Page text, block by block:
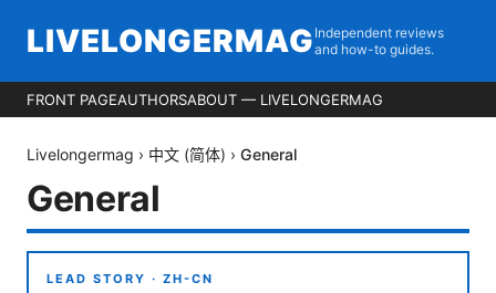
LIVELONGERMAG Independent reviews
and how-to guides.
FRONT PAGEAUTHORSABOUT — LIVELONGERMAG
Livelongermag › 中文 (简体) › General
General
LEAD STORY · ZH-CN